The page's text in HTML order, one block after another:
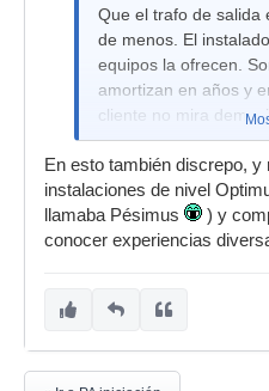
Que el trafo de salida
de menos. El
equipos la ofrecen.
amortizan en años y
cliente no mira
En esto también discrepo,
instalaciones de nivel
llamaba Pésimus
) y
conocer experiencias